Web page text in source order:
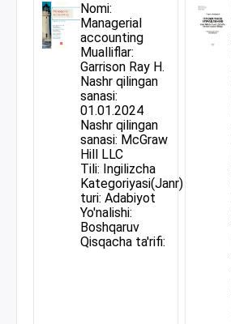
Nomi:
Managerial
accounting
Mualliflar:
Garrison Ray H.
Nashr qilingan
sanasi:
01.01.2024
Nashr qilingan
sanasi: McGraw
Hill LLC
Tili: Ingilizcha
Kategoriyasi(Janr)
turi: Adabiyot
Yo'nalishi:
Boshqaruv
Qisqacha ta'rifi: